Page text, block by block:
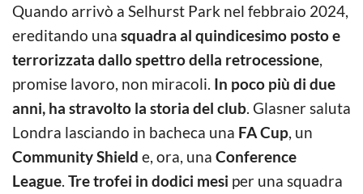
Quando arrivò a Selhurst Park nel febbraio 2024,
ereditando una squadra al quindicesimo posto e
terrorizzata dallo spettro della retrocessione,
promise lavoro, non miracoli. In poco più di due
anni, ha stravolto la storia del club. Glasner saluta
Londra lasciando in bacheca una FA Cup, un
Community Shield e, ora, una Conference
League. Tre trofei in dodici mesi per una squadra